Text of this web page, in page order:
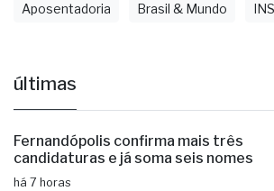
Aposentadoria Brasil & Mundo
últimas
Fernandópolis confirma mais três
candidaturas e já soma seis nomes
há 7 horas